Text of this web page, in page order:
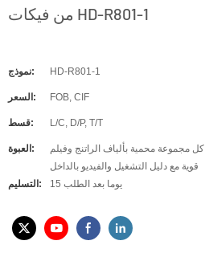
من فيكات HD-R801-1
نموذج: HD-R801-1
السعر: FOB, CIF
قسط: L/C, D/P, T/T
العبوة:
كل مجموعة محمية بألياف الراتنج وفيلم PP، ثم يتم وضعها في علبة خشبية
قوية مع دليل التشغيل والفيديو بالداخل
التسليم:
15 يوما بعد الطلب